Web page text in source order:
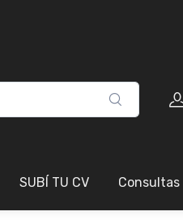
SUBÍ TU CV Consultas